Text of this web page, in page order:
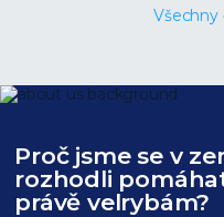
Všechny
Proč jsme se v
rozhodli
právě velrybám?